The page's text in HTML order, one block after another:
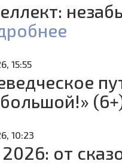
15:55
10:23
от